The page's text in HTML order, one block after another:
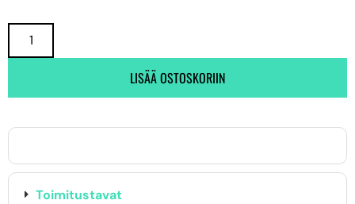
LISÄÄ OSTOSKORIIN
Toimitustavat